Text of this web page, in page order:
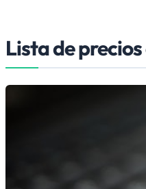
Lista de